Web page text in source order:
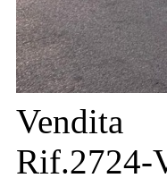
Vendita